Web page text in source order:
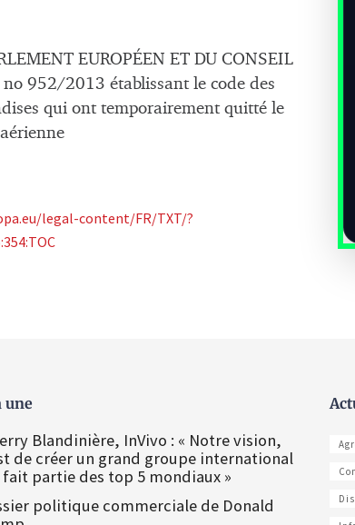
EUROPÉEN ET DU CONSEIL
952/2013 établissant le code des
qui ont temporairement quitté le
legal-content/FR/TXT/?
une
Blandinière, InVivo : « Notre vision,
de créer un grand groupe international
partie des top 5 mondiaux »
politique commerciale de Donald